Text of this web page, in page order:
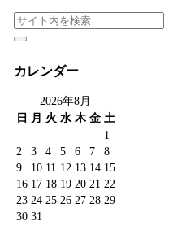
カレンダー
2026年8月
日
月 火 水 木 金 土
1
2
3 4 5 6 7
8
9
10 11 12 13 14 15
16 17 18 19 20 21 22
23 24 25 26 27 28 29
30 31